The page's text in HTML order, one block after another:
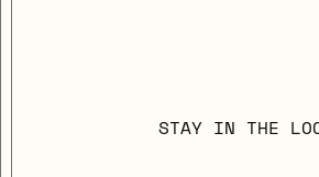
STAY IN THE